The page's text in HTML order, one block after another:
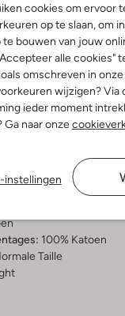
cookies om ervoor
op te slaan, om
te bouwen van jouw
alle cookies"
omschreven in onze
wijzigen? Via
ieder moment
Ga naar onze
instellingen
&
& Pasvorm
100% Katoen
Taille